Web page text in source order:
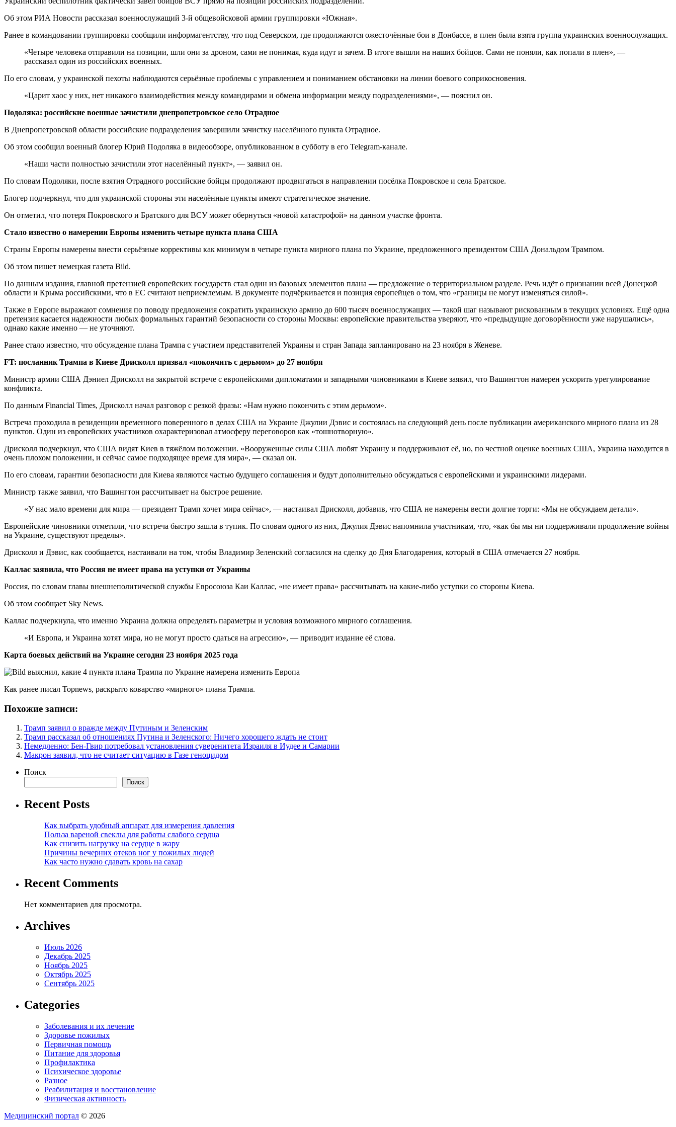
Об этом РИА Новости рассказал военнослужащий 3-й общевойсковой армии группировки «Южная».
Ранее в командовании группировки сообщили информагентству, что под Северском, где продолжаются ожесточённые бои в Донбассе, в плен была взята группа украинских военнослужащих.
«Четыре человека отправили на позиции, шли они за дроном, сами не понимая, куда идут и зачем. В итоге вышли на наших бойцов. Сами не поняли, как попали в плен», —
рассказал один из российских военных.
По его словам, у украинской пехоты наблюдаются серьёзные проблемы с управлением и пониманием обстановки на линии боевого соприкосновения.
«Царит хаос у них, нет никакого взаимодействия между командирами и обмена информации между подразделениями», — пояснил он.
Подоляка: российские военные зачистили днепропетровское село Отрадное
В Днепропетровской области российские подразделения завершили зачистку населённого пункта Отрадное.
Об этом сообщил военный блогер Юрий Подоляка в видеообзоре, опубликованном в субботу в его Telegram-канале.
«Наши части полностью зачистили этот населённый пункт», — заявил он.
По словам Подоляки, после взятия Отрадного российские бойцы продолжают продвигаться в направлении посёлка Покровское и села Братское.
Блогер подчеркнул, что для украинской стороны эти населённые пункты имеют стратегическое значение.
Он отметил, что потеря Покровского и Братского для ВСУ может обернуться «новой катастрофой» на данном участке фронта.
Стало известно о намерении Европы изменить четыре пункта плана США
Страны Европы намерены внести серьёзные коррективы как минимум в четыре пункта мирного плана по Украине, предложенного президентом США Дональдом Трампом.
Об этом пишет немецкая газета Bild.
По данным издания, главной претензией европейских государств стал один из базовых элементов плана — предложение о территориальном разделе. Речь идёт о признании всей Донецкой
области и Крыма российскими, что в ЕС считают неприемлемым. В документе подчёркивается и позиция европейцев о том, что «границы не могут изменяться силой».
Также в Европе выражают сомнения по поводу предложения сократить украинскую армию до 600 тысяч военнослужащих — такой шаг называют рискованным в текущих условиях. Ещё одна
претензия касается надежности любых формальных гарантий безопасности со стороны Москвы: европейские правительства уверяют, что «предыдущие договорённости уже нарушались»,
однако какие именно — не уточняют.
Ранее стало известно, что обсуждение плана Трампа с участием представителей Украины и стран Запада запланировано на 23 ноября в Женеве.
FT: посланник Трампа в Киеве Дрисколл призвал «покончить с дерьмом» до 27 ноября
Министр армии США Дэниел Дрисколл на закрытой встрече с европейскими дипломатами и западными чиновниками в Киеве заявил, что Вашингтон намерен ускорить урегулирование
конфликта.
По данным Financial Times, Дрисколл начал разговор с резкой фразы: «Нам нужно покончить с этим дерьмом».
Встреча проходила в резиденции временного поверенного в делах США на Украине Джулии Дэвис и состоялась на следующий день после публикации американского мирного плана из 28
пунктов. Один из европейских участников охарактеризовал атмосферу переговоров как «тошнотворную».
Дрисколл подчеркнул, что США видят Киев в тяжёлом положении. «Вооруженные силы США любят Украину и поддерживают её, но, по честной оценке военных США, Украина находится в
очень плохом положении, и сейчас самое подходящее время для мира», — сказал он.
По его словам, гарантии безопасности для Киева являются частью будущего соглашения и будут дополнительно обсуждаться с европейскими и украинскими лидерами.
Министр также заявил, что Вашингтон рассчитывает на быстрое решение.
«У нас мало времени для мира — президент Трамп хочет мира сейчас», — настаивал Дрисколл, добавив, что США не намерены вести долгие торги: «Мы не обсуждаем детали».
Европейские чиновники отметили, что встреча быстро зашла в тупик. По словам одного из них, Джулия Дэвис напомнила участникам, что, «как бы мы ни поддерживали продолжение войны
на Украине, существуют пределы».
Дрисколл и Дэвис, как сообщается, настаивали на том, чтобы Владимир Зеленский согласился на сделку до Дня Благодарения, который в США отмечается 27 ноября.
Каллас заявила, что Россия не имеет права на уступки от Украины
Россия, по словам главы внешнеполитической службы Евросоюза Каи Каллас, «не имеет права» рассчитывать на какие-либо уступки со стороны Киева.
Об этом сообщает Sky News.
Каллас подчеркнула, что именно Украина должна определять параметры и условия возможного мирного соглашения.
«И Европа, и Украина хотят мира, но не могут просто сдаться на агрессию», — приводит издание её слова.
Карта боевых действий на Украине сегодня 23 ноября 2025 года
Как ранее писал Topnews, раскрыто коварство «мирного» плана Трампа.
Похожие записи:
Трамп заявил о вражде между Путиным и Зеленским
Трамп рассказал об отношениях Путина и Зеленского: Ничего хорошего ждать не стоит
Немедленно: Бен-Гвир потребовал установления суверенитета Израиля в Иудее и Самарии
Макрон заявил, что не считает ситуацию в Газе геноцидом
Поиск
Поиск
Recent Posts
Как выбрать удобный аппарат для измерения давления
Польза вареной свеклы для работы слабого сердца
Как снизить нагрузку на сердце в жару
Причины вечерних отеков ног у пожилых людей
Как часто нужно сдавать кровь на сахар
Recent Comments
Нет комментариев для просмотра.
Archives
Июль 2026
Декабрь 2025
Ноябрь 2025
Октябрь 2025
Сентябрь 2025
Categories
Заболевания и их лечение
Здоровье пожилых
Первичная помощь
Питание для здоровья
Профилактика
Психическое здоровье
Разное
Реабилитация и восстановление
Физическая активность
Медицинский портал © 2026